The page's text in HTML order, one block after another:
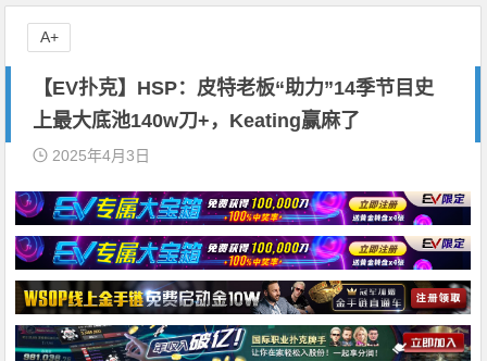
【EV扑克】HSP：皮特老板“助力”14季节目史
上最大底池140w刀+，Keating赢麻了
2025年4月3日
A+